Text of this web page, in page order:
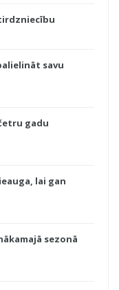
savu
gadu
lai gan
sezonā